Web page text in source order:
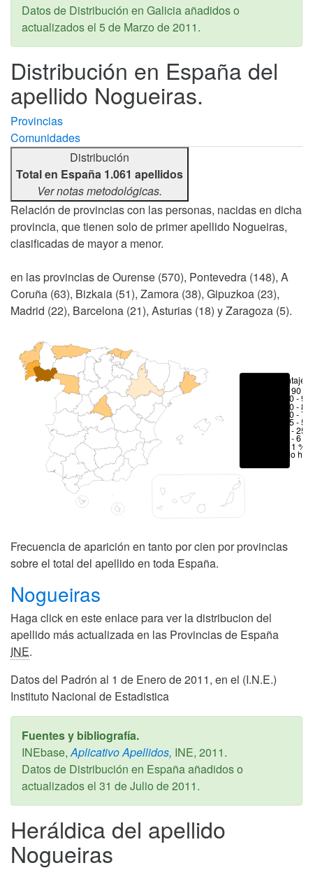
Datos de Distribución en Galicia añadidos o
actualizados el 5 de Marzo de 2011.
Distribución en España del
apellido Nogueiras.
Provincias
Comunidades
Distribución
Total en España 1.061 apellidos
Ver notas metodológicas.
Relación de provincias con las personas, nacidas en dicha
provincia, que tienen solo de primer apellido Nogueiras,
clasificadas de mayor a menor.
en las provincias de Ourense (570), Pontevedra (148), A
Coruña (63), Bizkaia (51), Zamora (38), Gipuzkoa (23),
Madrid (22), Barcelona (21), Asturias (18) y Zaragoza (5).
Porcentajes
> 90 %
80 -
70 -
50 -
25 -
6 - 25
1 - 6 %
< 1 %
No hay
Frecuencia de aparición en tanto por cien por provincias
sobre el total del apellido en toda España.
Nogueiras
Haga click en este enlace para ver la distribucion del
apellido más actualizada en las Provincias de España
INE.
Datos del Padrón al 1 de Enero de 2011, en el (I.N.E.)
Instituto Nacional de Estadistica
Fuentes y bibliografía.
INEbase, Aplicativo Apellidos, INE, 2011.
Datos de Distribución en España añadidos o
actualizados el 31 de Julio de 2011.
Heráldica del apellido
Nogueiras